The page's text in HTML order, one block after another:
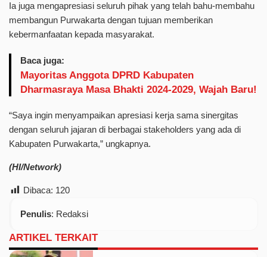
Ia juga mengapresiasi seluruh pihak yang telah bahu-membahu
membangun Purwakarta dengan tujuan memberikan
kebermanfaatan kepada masyarakat.
Baca juga:
Mayoritas Anggota DPRD Kabupaten
Dharmasraya Masa Bhakti 2024-2029, Wajah Baru!
“Saya ingin menyampaikan apresiasi kerja sama sinergitas
dengan seluruh jajaran di berbagai stakeholders yang ada di
Kabupaten Purwakarta,” ungkapnya.
(HI/Network)
Dibaca: 120
Penulis: Redaksi
ARTIKEL TERKAIT